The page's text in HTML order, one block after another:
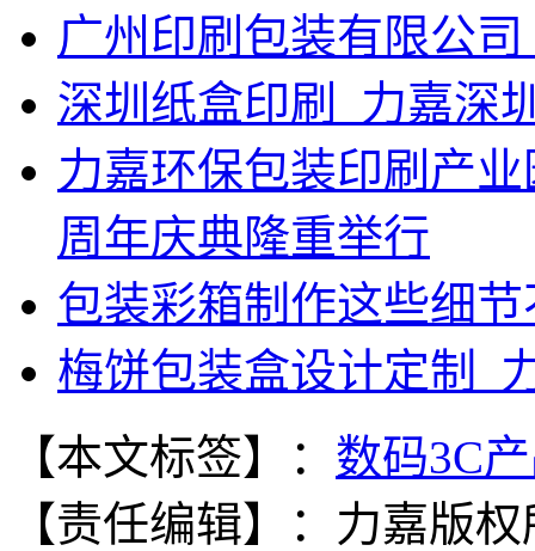
广州印刷包装有限公
深圳纸盒印刷_力嘉深
力嘉环保包装印刷产
周年庆典隆重举行
包装彩箱制作这些细
梅饼包装盒设计定制_
【本文标签】： 数码3C
【责任编辑】： 力嘉版权